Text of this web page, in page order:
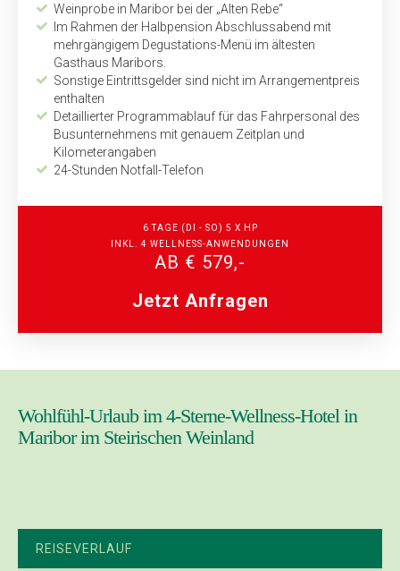
Weinprobe in Maribor bei der „Alten Rebe“
Im Rahmen der Halbpension Abschlussabend mit
mehrgängigem Degustations-Menü im ältesten
Gasthaus Maribors.
Sonstige Eintrittsgelder sind nicht im Arrangementpreis
enthalten
Detaillierter Programmablauf für das Fahrpersonal des
Busunternehmens mit genauem Zeitplan und
Kilometerangaben
24-Stunden Notfall-Telefon
6 TAGE (DI - SO) 5 X HP
INKL. 4 WELLNESS-ANWENDUNGEN
AB € 579,-
Jetzt Anfragen
Wohlfühl-Urlaub im 4-Sterne-Wellness-Hotel in
Maribor im Steirischen Weinland
REISEVERLAUF